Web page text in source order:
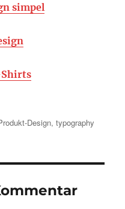
simpel
Design,typography